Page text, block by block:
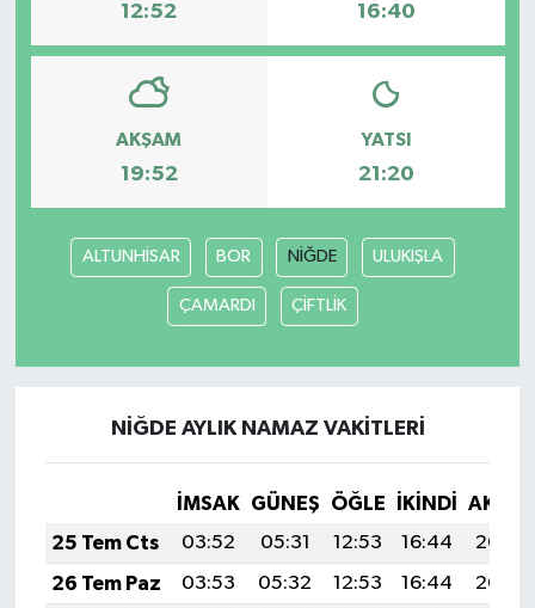
12:52 16:40
AKŞAM
19:52
YATSI
21:20
ALTUNHİSAR BOR NİĞDE ULUKIŞLA
ÇAMARDI ÇİFTLİK
NİĞDE AYLIK NAMAZ VAKITLERI
İMSAK GÜNEŞ ÖĞLE İKINDI
25 Tem Cts
03:52 05:31 12:53 16:44
20:04
26 Tem Paz
03:53 05:32 12:53 16:44
20:04